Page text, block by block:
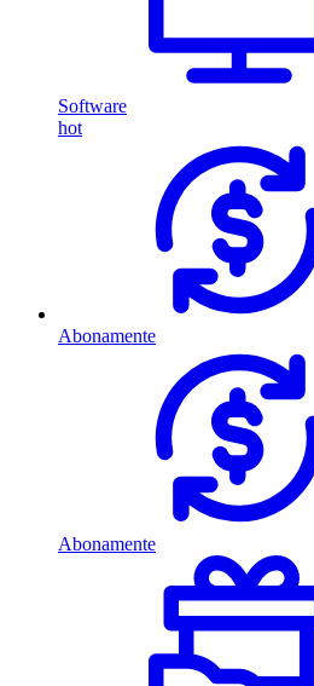
Software
hot
Abonamente
Abonamente